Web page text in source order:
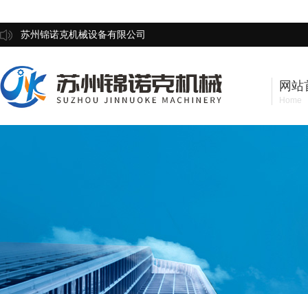
苏州锦诺克机械设备有限公司
网站
Home